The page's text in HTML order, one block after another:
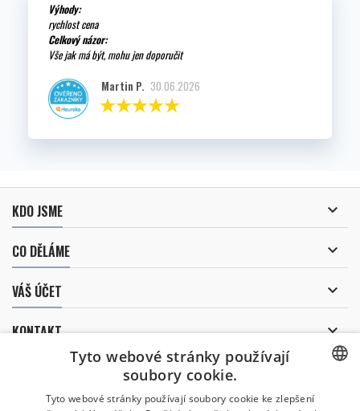
Výhody:
rychlost cena
Celkový názor:
Vše jak má být, mohu jen doporučit
Martin P. 30.06.2026
KDO JSME 
CO DĚLÁME 
VÁŠ ÚČET 
KONTAKT 
ODBĚR NOVINEK
CZECH
Tyto webové stránky používají
soubory cookie.
Tyto webové stránky používají soubory cookie ke zlepšení